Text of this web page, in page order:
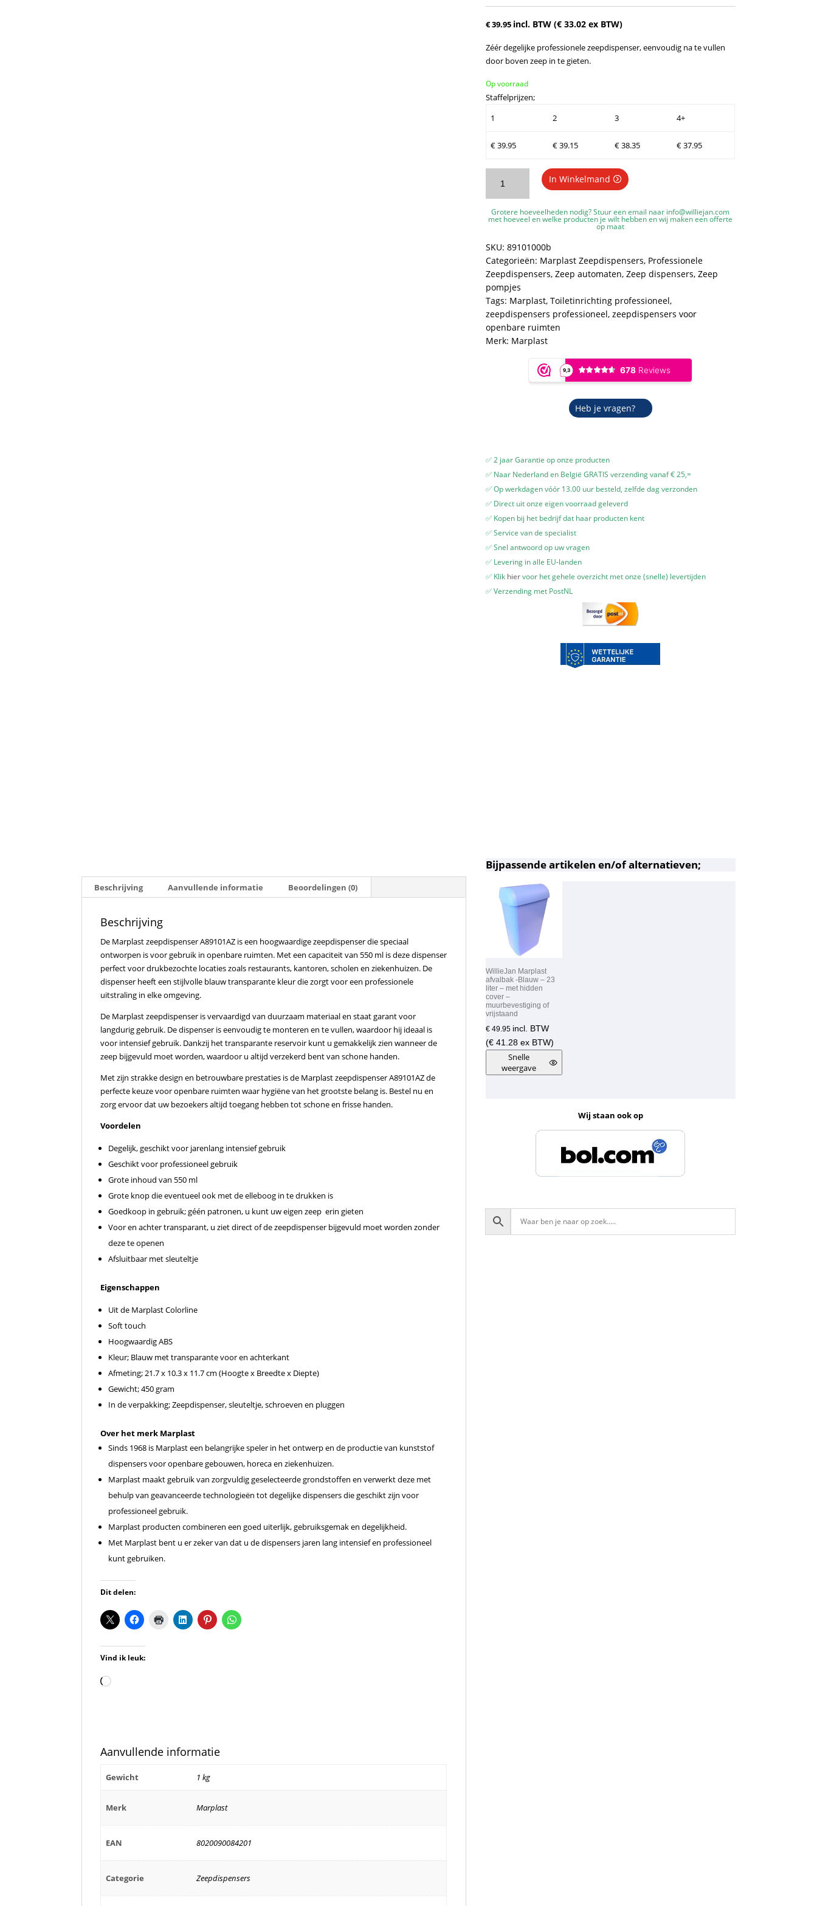
€39.95 incl. BTW (€33.02ex BTW)
Zéér degelijke professionele zeepdispenser, eenvoudig na te vullen
door boven zeep in te gieten.
Op voorraad
Staffelprijzen;
1
2 3 4+
€39.95 €39.15 €38.35 €37.95
zeepdispenser
A89101AZ
Blauw
Transparant
ml
In Winkelmand
Grotere hoeveelheden nodig? Stuur een email naar info@williejan.com
met hoeveel en welke producten je wilt hebben en wij maken een offerte
op maat
SKU: 89101000b
Categorieën: Marplast Zeepdispensers, Professionele
Zeepdispensers, Zeep automaten, Zeep dispensers, Zeep
pompjes
Tags: Marplast, Toiletinrichting professioneel,
zeepdispensers professioneel, zeepdispensers voor
openbare ruimten
Merk: Marplast
Heb je vragen?
✅ 2 jaar Garantie op onze producten
✅ Naar Nederland en België GRATIS verzending vanaf € 25,=
✅ Op werkdagen vóór 13.00 uur besteld, zelfde dag verzonden
✅ Direct uit onze eigen voorraad geleverd
✅ Kopen bij het bedrijf dat haar producten kent
✅ Service van de specialist
✅ Snel antwoord op uw vragen
✅ Levering in alle EU-landen
✅ Klik hiervoor het gehele overzicht met onze (snelle) levertijden
✅ Verzending met PostNL
Beschrijving Aanvullende informatie Beoordelingen (0)
Beschrijving
De Marplast zeepdispenser A89101AZ is een hoogwaardige zeepdispenser die speciaal
ontworpen is voor gebruik in openbare ruimten. Met een capaciteit van 550 ml is deze dispenser
perfect voor drukbezochte locaties zoals restaurants, kantoren, scholen en ziekenhuizen. De
dispenser heeft een stijlvolle blauw transparante kleur die zorgt voor een professionele
uitstraling in elke omgeving.
De Marplast zeepdispenser is vervaardigd van duurzaam materiaal en staat garant voor
langdurig gebruik. De dispenser is eenvoudig te monteren en te vullen, waardoor hij ideaal is
voor intensief gebruik. Dankzij het transparante reservoir kunt u gemakkelijk zien wanneer de
zeep bijgevuld moet worden, waardoor u altijd verzekerd bent van schone handen.
Met zijn strakke design en betrouwbare prestaties is de Marplast zeepdispenser A89101AZ de
perfecte keuze voor openbare ruimten waar hygiëne van het grootste belang is. Bestel nu en
zorg ervoor dat uw bezoekers altijd toegang hebben tot schone en frisse handen.
Voordelen
Degelijk, geschikt voor jarenlang intensief gebruik
Geschikt voor professioneel gebruik
Grote inhoud van 550 ml
Grote knop die eventueel ook met de elleboog in te drukken is
Goedkoop in gebruik; géén patronen, u kunt uw eigen zeep erin gieten
Voor en achter transparant, u ziet direct of de zeepdispenser bijgevuld moet worden zonder
deze te openen
Afsluitbaar met sleuteltje
Eigenschappen
Uit de Marplast Colorline
Soft touch
Hoogwaardig ABS
Kleur; Blauw met transparante voor en achterkant
Afmeting; 21.7 x 10.3 x 11.7 cm (Hoogte x Breedte x Diepte)
Gewicht; 450 gram
In de verpakking; Zeepdispenser, sleuteltje, schroeven en pluggen
Over het merk Marplast
Sinds 1968 is Marplast een belangrijke speler in het ontwerp en de productie van kunststof
dispensers voor openbare gebouwen, horeca en ziekenhuizen.
Marplast maakt gebruik van zorgvuldig geselecteerde grondstoffen en verwerkt deze met
behulp van geavanceerde technologieën tot degelijke dispensers die geschikt zijn voor
professioneel gebruik.
Marplast producten combineren een goed uiterlijk, gebruiksgemak en degelijkheid.
Met Marplast bent u er zeker van dat u de dispensers jaren lang intensief en professioneel
kunt gebruiken.
Dit delen:
Vind ik leuk:
Aan
Aanvullende informatie
Gewicht 1 kg
Merk Marplast
EAN 8020090084201
Categorie Zeepdispensers
Bijpassende artikelen en/of alternatieven;
WillieJan Marplast
afvalbak -Blauw – 23
liter – met hidden
cover –
muurbevestiging of
vrijstaand
€49.95 incl. BTW
(€41.28ex BTW)
Snelle
weergave
Wij staan ook op